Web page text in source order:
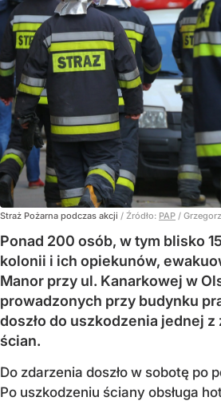
Straż Pożarna podczas akcji / Źródło: PAP /
Ponad 200 osób, w tym blisko
kolonii i ich opiekunów,
Manor przy ul. Kanarkowej w
prowadzonych przy budynku
doszło do uszkodzenia jednej
ścian.
Do zdarzenia doszło w sobotę po
Po uszkodzeniu ściany obsługa